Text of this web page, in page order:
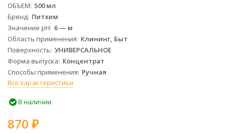
ОБЪЕМ 500 мл
Бренд Питхим
Значение pH 6 — м
Область применения Клининг, Быт
Поверхность УНИВЕРСАЛЬНОЕ
Форма выпуска Концентрат
Способы применения Ручная
Все характеристики
В наличии
870 ₽